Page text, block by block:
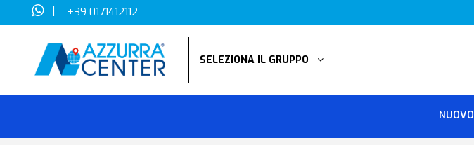
| +39 0171412112
SELEZIONA IL GRUPPO
NUOVO